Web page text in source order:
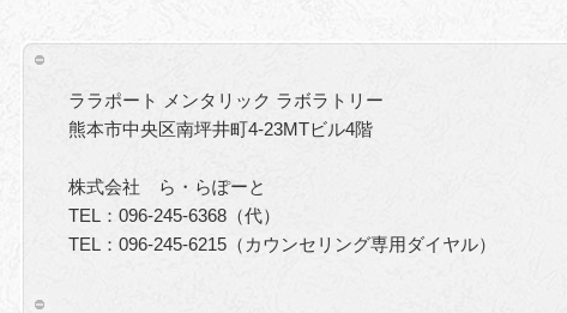
ララポート メンタリック ラボラトリー
熊本市中央区南坪井町4-23MTビル4階
株式会社 ら・らぽーと
TEL：096-245-6368（代）
TEL：096-245-6215（カウンセリング専用ダイヤル）